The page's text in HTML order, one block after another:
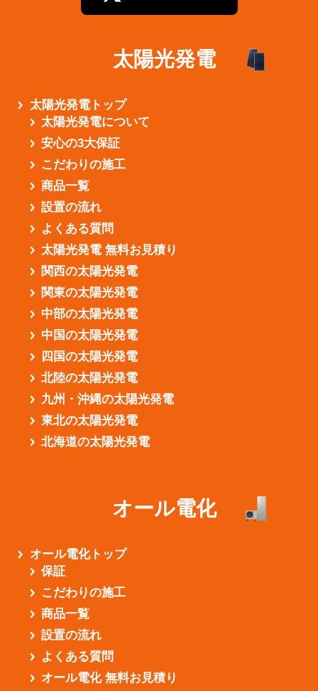
さらに読み込む
太陽光発電
太陽光発電トップ
太陽光発電について
安心の3大保証
こだわりの施工
商品一覧
設置の流れ
よくある質問
太陽光発電 無料お見積り
関西の太陽光発電
関東の太陽光発電
中部の太陽光発電
中国の太陽光発電
四国の太陽光発電
北陸の太陽光発電
九州・沖縄の太陽光発電
東北の太陽光発電
北海道の太陽光発電
オール電化
オール電化トップ
保証
こだわりの施工
商品一覧
設置の流れ
よくある質問
オール電化 無料お見積り